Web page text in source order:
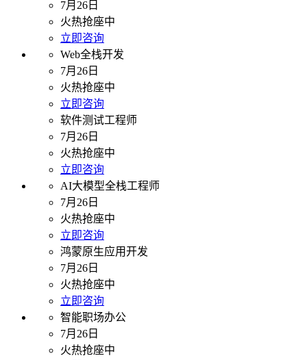
7月26日
火热抢座中
立即咨询
Web全栈开发
7月26日
火热抢座中
立即咨询
软件测试工程师
7月26日
火热抢座中
立即咨询
AI大模型全栈工程师
7月26日
火热抢座中
立即咨询
鸿蒙原生应用开发
7月26日
火热抢座中
立即咨询
智能职场办公
7月26日
火热抢座中